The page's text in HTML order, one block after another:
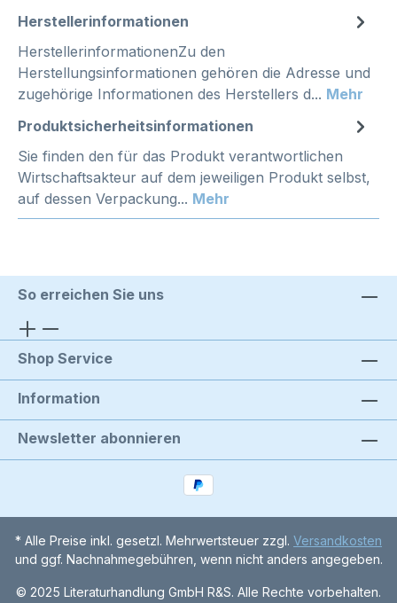
Herstellerinformationen
HerstellerinformationenZu den
Herstellungsinformationen gehören die Adresse und
zugehörige Informationen des Herstellers d... Mehr
Produktsicherheitsinformationen
Sie finden den für das Produkt verantwortlichen
Wirtschaftsakteur auf dem jeweiligen Produkt selbst,
auf dessen Verpackung... Mehr
So erreichen Sie uns
Shop Service
Information
Newsletter abonnieren
* Alle Preise inkl. gesetzl. Mehrwertsteuer zzgl. Versandkosten
und ggf. Nachnahmegebühren, wenn nicht anders angegeben.
© 2025 Literaturhandlung GmbH R&S. Alle Rechte vorbehalten.